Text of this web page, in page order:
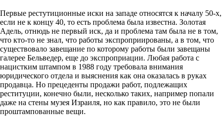
Первые рестутиционные иски на западе относятся к началу 50-х,
если не к концу 40, то есть проблема была известна. Золотая
Адель, отнюдь не первый иск, да и проблема там была не в том,
что кто-то не знал, что работы экспроприированы, а в том, что
существовало завещание по которому работы были завещаны
галерее Бельведер, еще до экспроприации. Любая работа с
нацистким штампом в 1988 году требовала внимания
юридического отдела и выяснения как она оказалась в руках
продавца. Но прецеденты продажи работ, подлежащих
реституции, конечно были, несколько таких, например попали
даже на стены музея Израиля, но как правило, это не были
проштампованные вещи.